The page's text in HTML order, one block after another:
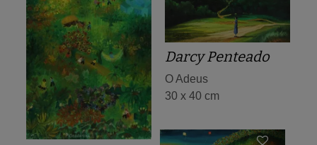
Darcy Penteado
O Adeus
30 x 40 cm